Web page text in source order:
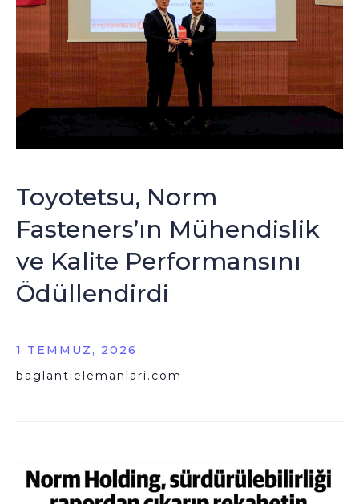
Toyotetsu, Norm
Fasteners’ın Mühendislik
ve Kalite Performansını
Ödüllendirdi
1 TEMMUZ, 2026
baglantielemanlari.com